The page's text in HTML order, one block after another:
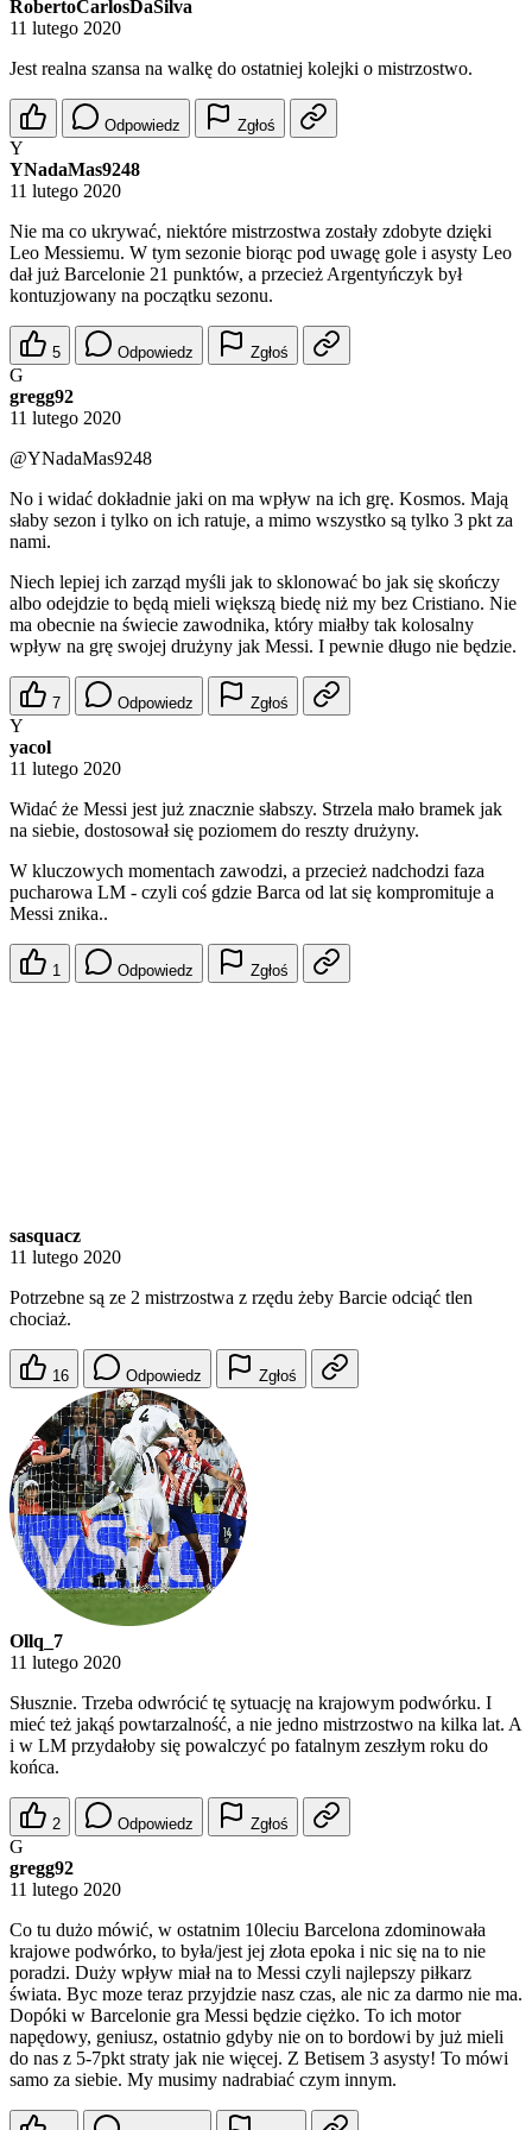
RobertoCarlosDaSilva
11 lutego 2020
Jest realna szansa na walkę do ostatniej kolejki o mistrzostwo.
Odpowiedz Zgłoś
Y
YNadaMas9248
11 lutego 2020
Nie ma co ukrywać, niektóre mistrzostwa zostały zdobyte dzięki
Leo Messiemu. W tym sezonie biorąc pod uwagę gole i asysty Leo
dał już Barcelonie 21 punktów, a przecież Argentyńczyk był
kontuzjowany na początku sezonu.
5 Odpowiedz Zgłoś
G
gregg92
11 lutego 2020
@YNadaMas9248
No i widać dokładnie jaki on ma wpływ na ich grę. Kosmos. Mają
słaby sezon i tylko on ich ratuje, a mimo wszystko są tylko 3 pkt za
nami.
Niech lepiej ich zarząd myśli jak to sklonować bo jak się skończy
albo odejdzie to będą mieli większą biedę niż my bez Cristiano. Nie
ma obecnie na świecie zawodnika, który miałby tak kolosalny
wpływ na grę swojej drużyny jak Messi. I pewnie długo nie będzie.
7 Odpowiedz Zgłoś
Y
yacol
11 lutego 2020
Widać że Messi jest już znacznie słabszy. Strzela mało bramek jak
na siebie, dostosował się poziomem do reszty drużyny.
W kluczowych momentach zawodzi, a przecież nadchodzi faza
pucharowa LM - czyli coś gdzie Barca od lat się kompromituje a
Messi znika..
1 Odpowiedz Zgłoś
sasquacz
11 lutego 2020
Potrzebne są ze 2 mistrzostwa z rzędu żeby Barcie odciąć tlen
chociaż.
16 Odpowiedz Zgłoś
Ollq_7
11 lutego 2020
Słusznie. Trzeba odwrócić tę sytuację na krajowym podwórku. I
mieć też jakąś powtarzalność, a nie jedno mistrzostwo na kilka lat. A
i w LM przydałoby się powalczyć po fatalnym zeszłym roku do
końca.
2 Odpowiedz Zgłoś
G
gregg92
11 lutego 2020
Co tu dużo mówić, w ostatnim 10leciu Barcelona zdominowała
krajowe podwórko, to była/jest jej złota epoka i nic się na to nie
poradzi. Duży wpływ miał na to Messi czyli najlepszy piłkarz
świata. Byc moze teraz przyjdzie nasz czas, ale nic za darmo nie ma.
Dopóki w Barcelonie gra Messi będzie ciężko. To ich motor
napędowy, geniusz, ostatnio gdyby nie on to bordowi by już mieli
do nas z 5-7pkt straty jak nie więcej. Z Betisem 3 asysty! To mówi
samo za siebie. My musimy nadrabiać czym innym.